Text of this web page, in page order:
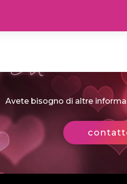
Avete bisogno di altre